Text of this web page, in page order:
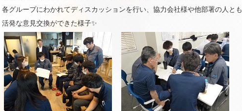
各グループにわかれてディスカッションを行い、協力会社様や他部署の人とも
活発な意見交換ができた様子✨